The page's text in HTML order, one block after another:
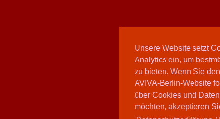
Unsere Website setzt
Analytics ein, um
zu bieten. Wenn Sie
AVIVA-Berlin-Website
über Cookies und
möchten, akzeptieren